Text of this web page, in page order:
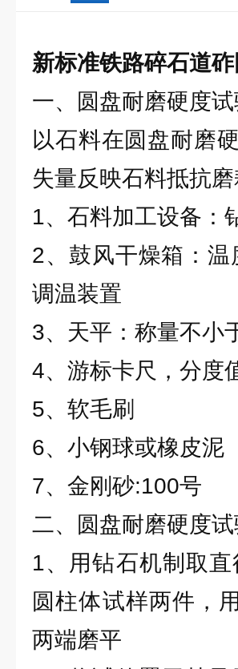
新标准铁路碎石道
一、圆盘耐磨硬度
以石料在圆盘耐磨
失量反映石料抵抗
1、石料加工设备：
2、鼓风干燥箱：
调温装置
3、天平：称量不小
4、游标卡尺，分度
5、软毛刷
6、小钢球或橡皮泥
7、金刚砂:100号
二、圆盘耐磨硬度试
1、用钻石机制取
圆柱体试样两件，
两端磨平